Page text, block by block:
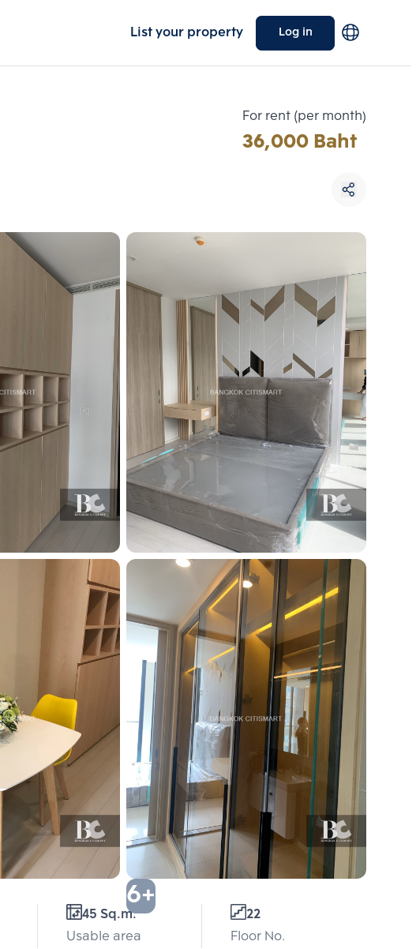
List your property Log in
For rent (per month)
36,000 Baht
6+
45 Sq.m.
Usable area
22
Floor No.
Add comparative units
Number 3
Choose comparative unit
Maximum 3 units
Clear all